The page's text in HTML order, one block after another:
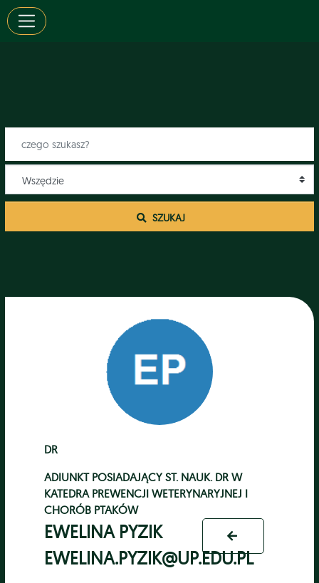
SZUKAJ
DR
ADIUNKT POSIADAJĄCY ST. NAUK. DR W
KATEDRA PREWENCJI WETERYNARYJNEJ I
CHORÓB PTAKÓW
EWELINA PYZIK
EWELINA.PYZIK@UP.EDU.PL